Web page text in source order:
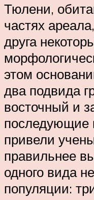
Тюлени,
частях
друга
этом
два подвида
восточный и
последующие
привели
правильнее
одного вида
популяции: